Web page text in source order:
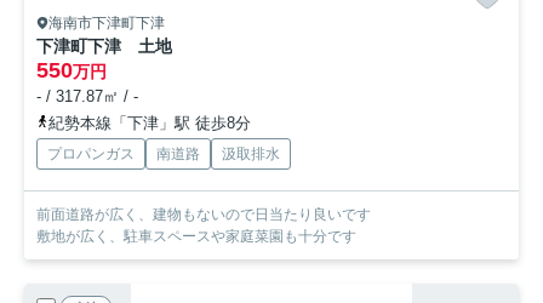
海南市下津町下津
下津町下津 土地
550万円
- / 317.87㎡ / -
紀勢本線「下津」駅 徒歩8分
プロパンガス 南道路 汲取排水
前面道路が広く、建物もないので日当たり良いです
敷地が広く、駐車スペースや家庭菜園も十分です